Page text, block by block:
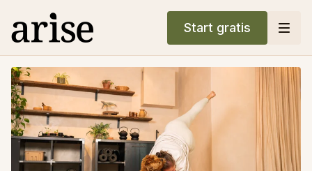
Start gratis